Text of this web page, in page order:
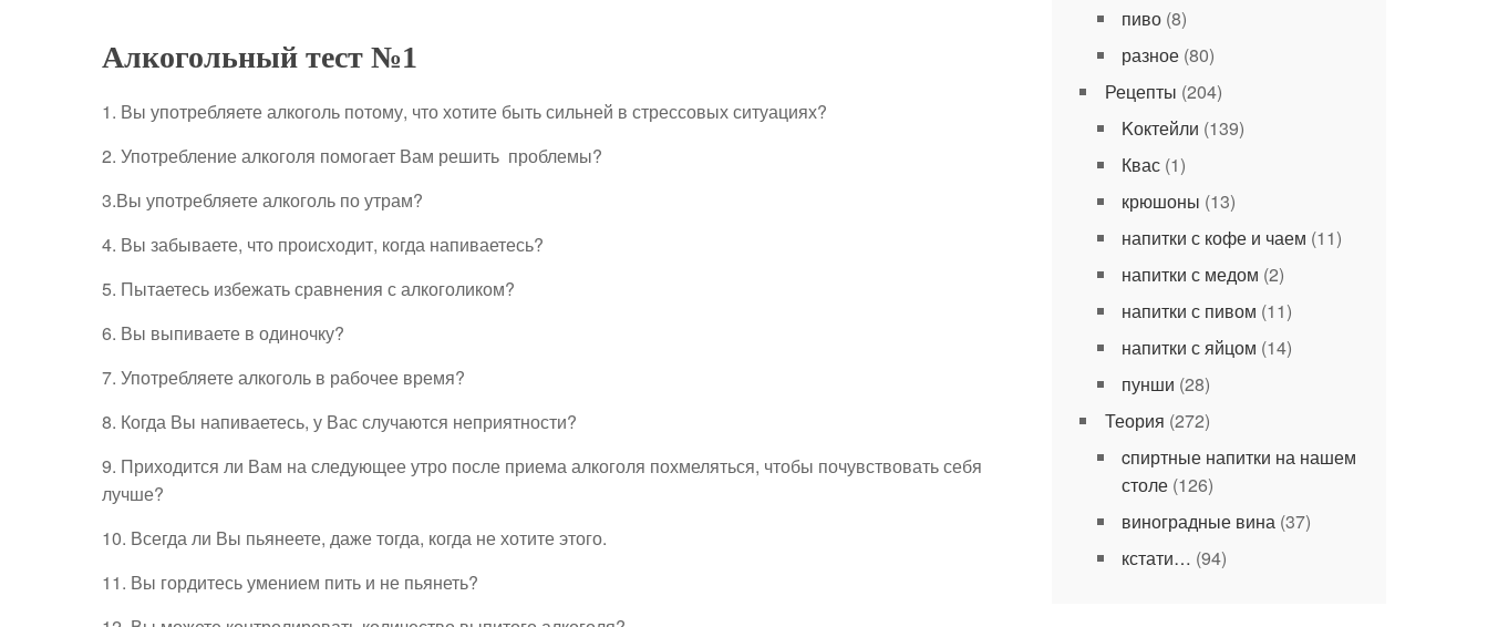
Алкогольный тест №1
1. Вы употребляете алкоголь потому, что хотите быть сильней в стрессовых ситуациях?
2. Употребление алкоголя помогает Вам решить проблемы?
3.Вы употребляете алкоголь по утрам?
4. Вы забываете, что происходит, когда напиваетесь?
5. Пытаетесь избежать сравнения с алкоголиком?
6. Вы выпиваете в одиночку?
7. Употребляете алкоголь в рабочее время?
8. Когда Вы напиваетесь, у Вас случаются неприятности?
9. Приходится ли Вам на следующее утро после приема алкоголя похмеляться, чтобы почувствовать себя
лучше?
10. Всегда ли Вы пьянеете, даже тогда, когда не хотите этого.
11. Вы гордитесь умением пить и не пьянеть?
пиво(8)
разное(80)
Рецепты (204)
Kоктейли (139)
Квас(1)
крюшоны (13)
напитки с кофе и чаем (11)
напитки с медом (2)
напитки с пивом (11)
напитки с яйцом (14)
пунши (28)
Теория (272)
cпиртные напитки на нашем
столе(126)
виноградные вина(37)
кстати… (94)